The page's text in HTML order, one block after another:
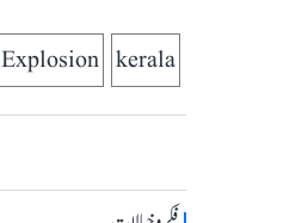
kerala
Explosion